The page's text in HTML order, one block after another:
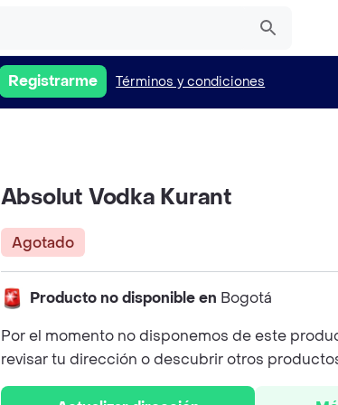
Registrarme Términos y condiciones
Absolut Vodka Kurant
Agotado
Producto no disponible en Bogotá
Por el momento no disponemos de este
revisar tu dirección o descubrir otros